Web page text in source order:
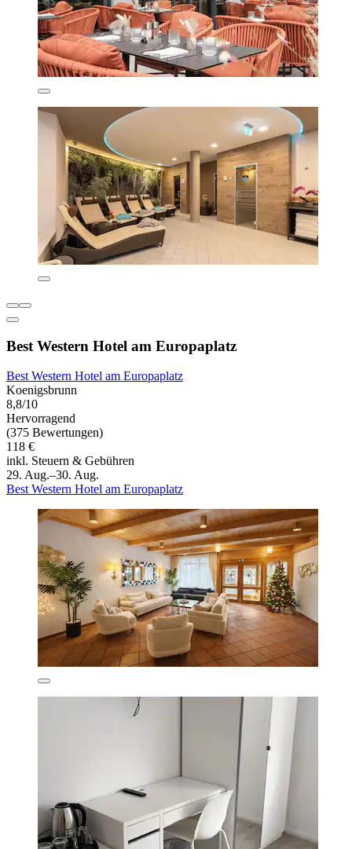
Best Western Hotel am Europaplatz
Best Western Hotel am Europaplatz
Koenigsbrunn
8,8/10
Hervorragend
(375 Bewertungen)
118 €
inkl. Steuern & Gebühren
29. Aug.–30. Aug.
Best Western Hotel am Europaplatz